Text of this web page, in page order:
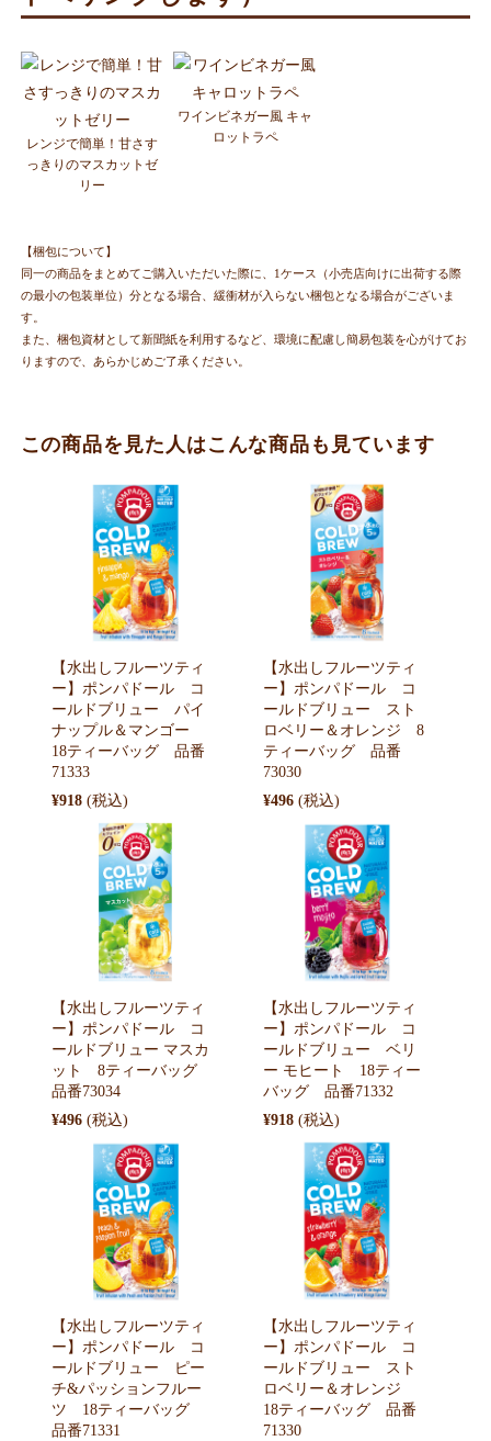
レンジで簡単！甘さす
っきりのマスカットゼ
リー
ワインビネガー風 キャ
ロットラペ
【梱包について】
同一の商品をまとめてご購入いただいた際に、1ケース（小売店向けに出荷する際
の最小の包装単位）分となる場合、緩衝材が入らない梱包となる場合がございま
す。
また、梱包資材として新聞紙を利用するなど、環境に配慮し簡易包装を心がけてお
りますので、あらかじめご了承ください。
この商品を見た人はこんな商品も見ています
【水出しフルーツティ
ー】ポンパドール コ
ールドブリュー パイ
ナップル＆マンゴー
18ティーバッグ 品番
71333
¥918
【水出しフルーツティ
ー】ポンパドール コ
ールドブリュー スト
ロベリー＆オレンジ 8
ティーバッグ 品番
73030
¥496
【水出しフルーツティ
ー】ポンパドール コ
ールドブリュー マスカ
ット 8ティーバッグ
品番73034
¥496
【水出しフルーツティ
ー】ポンパドール コ
ールドブリュー ベリ
ー モヒート 18ティー
バッグ 品番71332
¥918
【水出しフルーツティ
ー】ポンパドール コ
ールドブリュー ピー
チ&パッションフルー
ツ 18ティーバッグ
品番71331
【水出しフルーツティ
ー】ポンパドール コ
ールドブリュー スト
ロベリー＆オレンジ
18ティーバッグ 品番
71330